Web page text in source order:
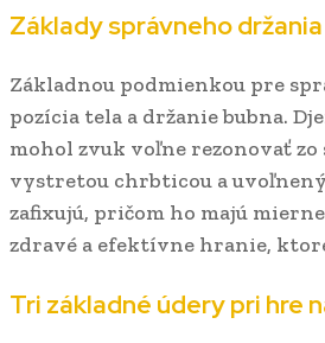
Základy správneho
Základnou podmienkou pre
pozícia tela a držanie bubna.
mohol zvuk voľne rezonovať zo
vystretou chrbticou a
zafixujú, pričom ho majú
zdravé a efektívne hranie,
Tri základné údery pri hre